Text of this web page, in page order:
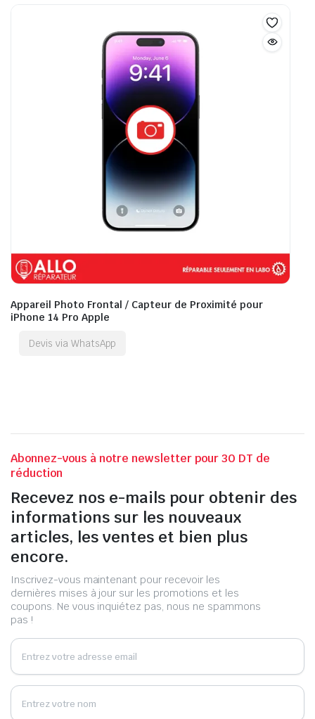
Appareil Photo Frontal / Capteur de Proximité pour
iPhone 14 Pro Apple
Devis via WhatsApp
Abonnez-vous à notre newsletter pour 30 DT de
réduction
Recevez nos e-mails pour obtenir des
informations sur les nouveaux
articles, les ventes et bien plus
encore.
Inscrivez-vous maintenant pour recevoir les
dernières mises à jour sur les promotions et les
coupons. Ne vous inquiétez pas, nous ne spammons
pas !